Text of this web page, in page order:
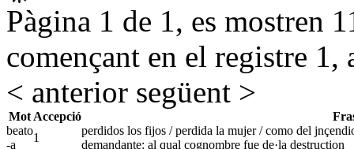
Pàgina 1 de 1, es mostren
començant en el registre 1,
< anterior següent >
Mot Accepció
beato
-a
1
perdidos los fijos / perdida la mujer / como del
demandante: al qual cognombre fue de·la destruction